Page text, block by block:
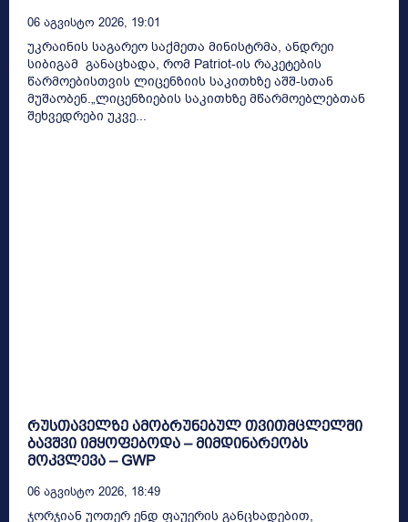
06 Აგვისტო 2026, 19:01
უკრაინის საგარეო საქმეთა მინისტრმა, ანდრეი
სიბიგამ განაცხადა, რომ Patriot-ის რაკეტების
წარმოებისთვის ლიცენზიის საკითხზე აშშ-სთან
მუშაობენ.„ლიცენზიების საკითხზე მწარმოებლებთან
შეხვედრები უკვე...
რუსთაველზე ამობრუნებულ თვითმცლელში
ბავშვი იმყოფებოდა – მიმდინარეობს
მოკვლევა – GWP
06 Აგვისტო 2026, 18:49
ჯორჯიან უოთერ ენდ ფაუერის განცხადებით,